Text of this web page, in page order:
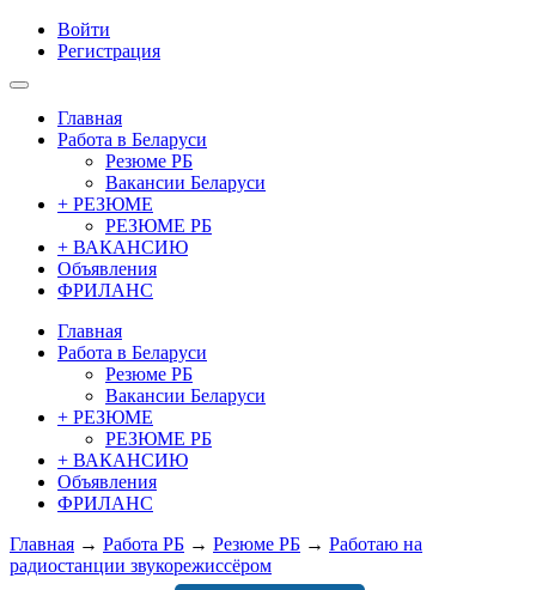
Войти
Регистрация
Главная
Работа в Беларуси
Резюме РБ
Вакансии Беларуси
+ РЕЗЮМЕ
РЕЗЮМЕ РБ
+ ВАКАНСИЮ
Объявления
ФРИЛАНС
Главная
Работа в Беларуси
Резюме РБ
Вакансии Беларуси
+ РЕЗЮМЕ
РЕЗЮМЕ РБ
+ ВАКАНСИЮ
Объявления
ФРИЛАНС
Главная → Работа РБ → Резюме РБ → Работаю на
радиостанции звукорежиссёром